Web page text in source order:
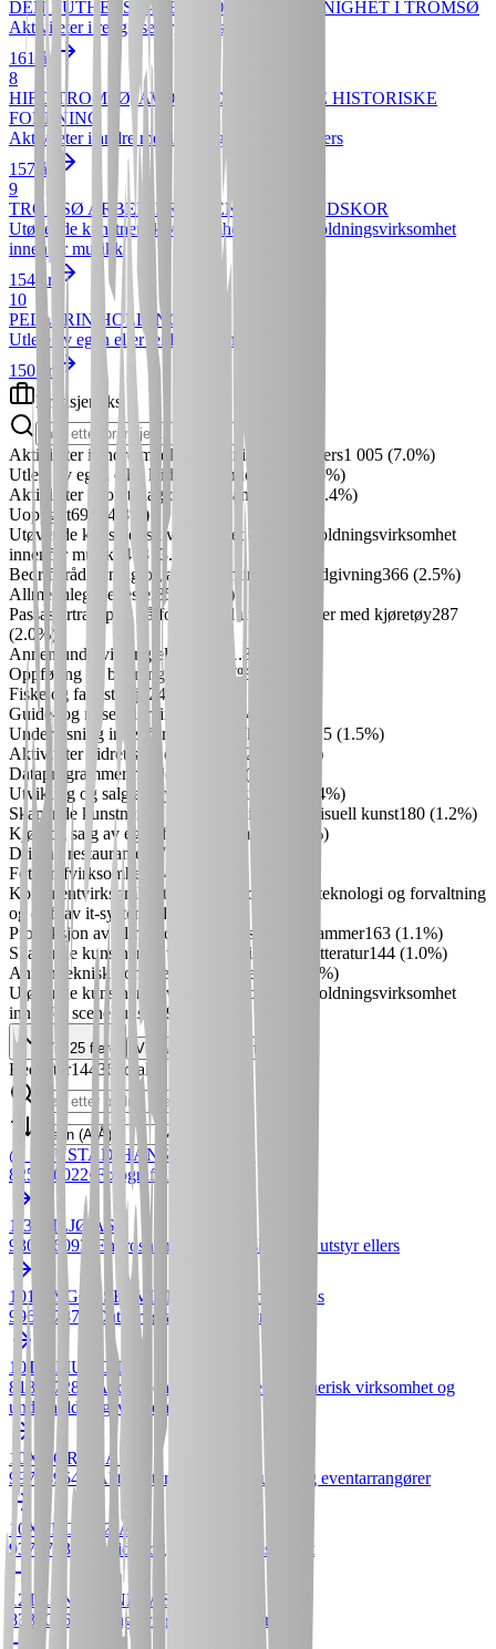
DEN LUTHERSK-LÆSTADIANSKE MENIGHET I TROMSØ
Aktiviteter i religiøse organisasjoner
161 år
8
HIFO TROMSØ, AVD. AV DEN NORSKE HISTORISKE
FORENING
Aktiviteter i andre medlemsorganisasjoner ellers
157 år
9
TROMSØ ARBEIDERFORENINGS MANDSKOR
Utøvende kunstnerisk virksomhet og underholdningsvirksomhet
innenfor musikk
154 år
10
PELLERIN HOLDING AS
Utleie av egen eller leid fast eiendom
150 år
Bransjemiks
Aktiviteter i andre medlemsorganisasjoner ellers1 005 (7.0%)
Utleie av egen eller leid fast eiendom
6.5%)
Aktiviteter i borettslag og boligsameier
6.4%)
Uoppgitt699 4.8%)
Utøvende kunstnerisk virksomhet og underholdningsvirksomhet
innenfor musikk
473 3.3
Bedriftsrådgivning og annen administrativ rådgivning366 (2.5%)
Allmennlegetjenester 359
%)
Passasjertransport på forespørsel utført av fører med kjøretøy287
(2.0 %)
Annen undervisning ellers
1.8
Oppføring av bygninger
1.7%)
Fiske og fangst i sjø 243
Guide- og reiseledervirksomhet
224
Undervisning innenfor idrett og rekreasjon
215 (1.5%)
Aktiviteter i idrettslag og -klubber
203
%)
Dataprogrammeringstjenester
(
Utvikling og salg av byggeprosjekter
1.4%)
Skapende kunstnerisk virksomhet innenfor visuell kunst180 (1.2%)
Kjøp og salg av egen fast eiendom
%)
Drift av restauranter
170
Fotografvirksomhet
164
Konsulentvirksomhet tilknyttet informasjonsteknologi og forvaltning
og drift av it-systemer
164
Produksjon av film, video og fjernsynsprogrammer163 (1.1%)
Skapende kunstnerisk virksomhet innenfor litteratur144 (1.0%)
Annen teknisk konsulentvirksomhet
%)
Utøvende kunstnerisk virksomhet og underholdningsvirksomhet
innenfor scenekunst
139
Vis 25 flere Vis alle ( gjenstående)
Bedrifter14436 totalt
@ BRUSTAD-HANSSEN FOTO
825986022• Fotografvirksomhet
1-3 MILJØ AS
930466093
Engroshandel med maskiner og utstyr ellers
101 BYGGESERVICE Tomas Tamasauskas
996817873
Dataprogrammeringstjenester
10TH MUSIC DA
818707282
Andre tjenester tilknyttet kunstnerisk virksomhet og
underholdningsvirksomhet
10XNORTH AS
997549546
Aktiviteter utført av utflukts- og eventarrangører
10XTROMSØ AS
937079370
Guide- og reiseledervirksomhet
12TRENT SONPRASIT
838109632
Rengjøring av bygninger